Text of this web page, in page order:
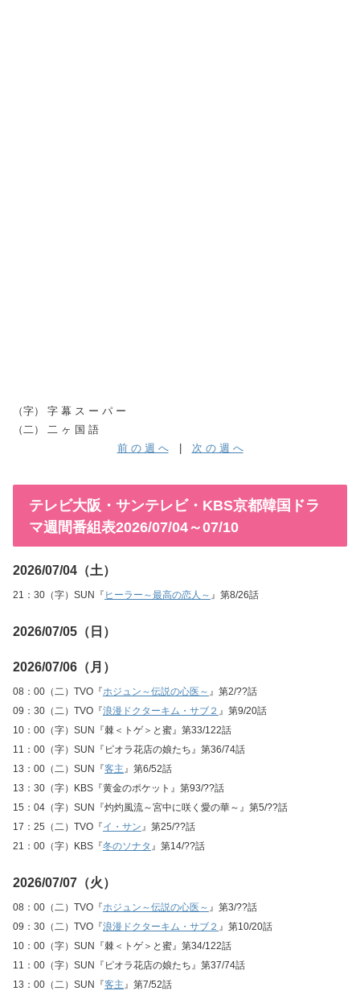
（字） 字 幕 ス ー パ ー
（二） 二 ヶ 国 語
前 の 週 へ| 次 の 週 へ
テレビ大阪・サンテレビ・KBS京都韓国ドラ
マ週間番組表2026/07/04～07/10
2026/07/04（土）
21：30（字）SUN『 ヒーラー～最高の恋人～ 』第8/26話
2026/07/05（日）
2026/07/06（月）
08：00（二）TVO『ホジュン～伝説の心医～ 』第2/??話
09：30（二）TVO『浪漫ドクターキム・サブ２ 』第9/20話
10：00（字）SUN『棘＜トゲ＞と蜜』第33/122話
11：00（字）SUN『ピオラ花店の娘たち』第36/74話
13：00（二）SUN『客主』第6/52話
13：30（字）KBS『黄金のポケット』第93/??話
15：04（字）SUN『灼灼風流～宮中に咲く愛の華～』第5/??話
17：25（二）TVO『イ・サン』第25/??話
21：00（字）KBS『冬のソナタ 』第14/??話
2026/07/07（火）
08：00（二）TVO『ホジュン～伝説の心医～ 』第3/??話
09：30（二）TVO『浪漫ドクターキム・サブ２ 』第10/20話
10：00（字）SUN『棘＜トゲ＞と蜜』第34/122話
11：00（字）SUN『ピオラ花店の娘たち』第37/74話
13：00（二）SUN『客主』第7/52話